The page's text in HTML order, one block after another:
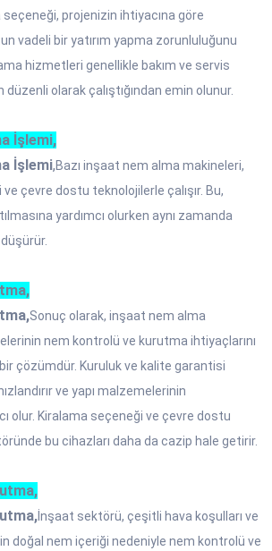
seçeneği, projenizin ihtiyacına göre
vadeli bir yatırım yapma zorunluluğunu
hizmetleri genellikle bakım ve servis
düzenli olarak çalıştığından emin olunur.
İşlemi,
İşlemi,Bazı inşaat nem alma makineleri,
çevre dostu teknolojilerle çalışır. Bu,
yardımcı olurken aynı zamanda
Sonuç olarak, inşaat nem alma
nem kontrolü ve kurutma ihtiyaçlarını
çözümdür. Kuruluk ve kalite garantisi
ve yapı malzemelerinin
olur. Kiralama seçeneği ve çevre dostu
bu cihazları daha da cazip hale getirir.
İnşaat sektörü, çeşitli hava koşulları ve
doğal nem içeriği nedeniyle nem kontrolü ve